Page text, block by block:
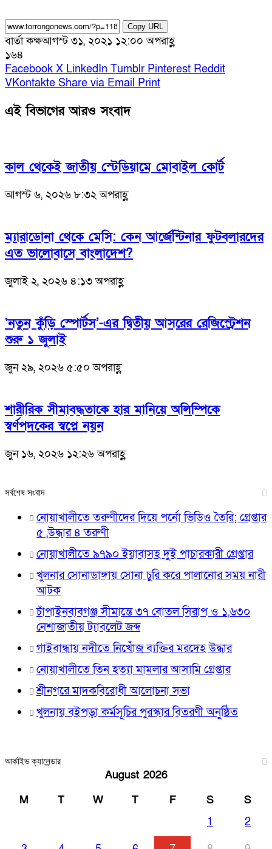
Copy URL
বার্তা কক্ষআগস্ট ৩১, ২০২১ ১২:০০ অপরাহ্ণ
১৬৪
Facebook X LinkedIn Tumblr Pinterest Reddit
VKontakte Share via Email Print
এই বিভাগের আরও সংবাদ
কাল থেকেই জাতীয় স্টেডিয়ামে মোবাইল কোর্ট
আগস্ট ৬, ২০২৬ ৮:৩২ অপরাহ্ণ
ম্যারাডোনা থেকে মেসি: কেন আর্জেন্টিনার ফুটবলারদের
এত ভালোবাসে বাংলাদেশ?
জুলাই ২, ২০২৬ ৪:১৩ অপরাহ্ণ
‘নতুন কুঁড়ি স্পোর্টস’-এর দ্বিতীয় আসরের রেজিস্ট্রেশন
শুরু ১ জুলাই
জুন ২৯, ২০২৬ ৫:৫০ অপরাহ্ণ
শারীরিক সীমাবদ্ধতাকে হার মানিয়ে অলিম্পিকে
স্বর্ণপদকের স্বপ্নে নয়ন
জুন ১৬, ২০২৬ ১২:২৬ অপরাহ্ণ
সর্বশেষ সংবাদ
নোয়াখালীতে তরুণীদের দিয়ে পর্নো ভিডিও তৈরি; গ্রেপ্তার
৫ ,উদ্ধার ৪ তরুণী
নোয়াখালীতে ৯৭৯০ ইয়াবাসহ দুই পাচারকারী গ্রেপ্তার
খুলনার সোনাডাঙ্গায় সোনা চুরি করে পালানোর সময় নারী
আটক
চাঁপাইনবাবগঞ্জ সীমান্তে ৩৭ বোতল সিরাপ ও ১,৬৩০
নেশাজাতীয় ট্যাবলেট জব্দ
গাইবান্ধায় নদীতে নিখোঁজ ব্যক্তির মরদেহ উদ্ধার
নোয়াখালীতে তিন হত্যা মামলার আসামি গ্রেপ্তার
শ্রীনগরে মাদকবিরোধী আলোচনা সভা
খুলনায় বইপড়া কর্মসূচির পুরস্কার বিতরণী অনুষ্ঠিত
আর্কাইভ ক্যালেন্ডার
August 2026
M
T W T F S
S
1
2